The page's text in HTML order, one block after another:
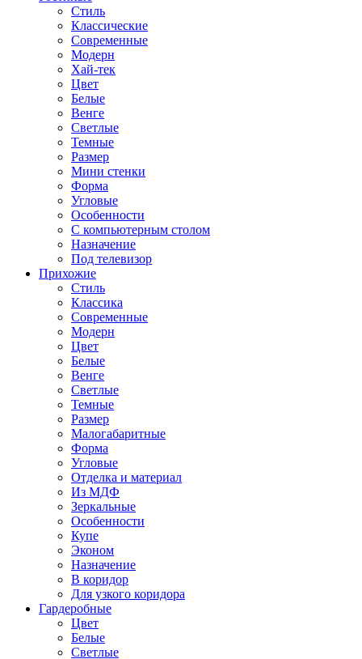
Стиль
Классические
Современные
Модерн
Хай-тек
Цвет
Белые
Венге
Светлые
Темные
Размер
Мини стенки
Форма
Угловые
Особенности
С компьютерным столом
Назначение
Под телевизор
Прихожие
Стиль
Классика
Современные
Модерн
Цвет
Белые
Венге
Светлые
Темные
Размер
Малогабаритные
Форма
Угловые
Отделка и материал
Из МДФ
Зеркальные
Особенности
Купе
Эконом
Назначение
В коридор
Для узкого коридора
Гардеробные
Цвет
Белые
Светлые